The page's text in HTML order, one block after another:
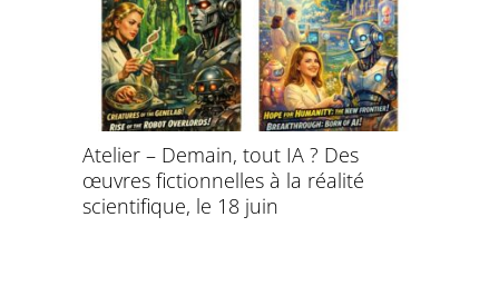
Atelier – Demain, tout IA ? Des
œuvres fictionnelles à la réalité
scientifique, le 18 juin